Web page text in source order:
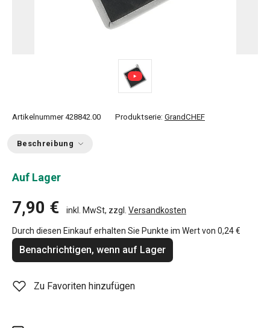
Artikelnummer 428842.00 Produktserie: GrandCHEF
Beschreibung
Auf Lager
7,90 € inkl. MwSt, zzgl. Versandkosten
Durch diesen Einkauf erhalten Sie Punkte im Wert von 0,24 €
Benachrichtigen, wenn auf Lager
Zu Favoriten hinzufügen